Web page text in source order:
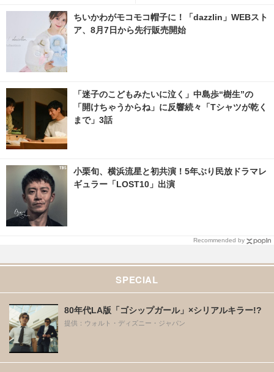
ちいかわがモコモコ帽子に！「dazzlin」WEBスト
ア、8月7日から先行販売開始
「迷子のこどもみたいに泣く」中島歩“樹生”の
「開けちゃうからね」に反響続々「Tシャツが乾く
まで」3話
小栗旬、横浜流星と初共演！5年ぶり民放ドラマレ
ギュラー「LOST10」出演
Recommended by
SPECIAL
80年代LA版「ゴシップガール」×シリアルキラー!?
提供：ウォルト・ディズニー・ジャパン